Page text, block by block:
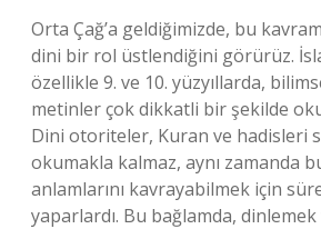
Orta Çağ’a geldiğimizde, bu
dini bir rol üstlendiğini görürüz.
özellikle 9. ve 10. yüzyıllarda,
metinler çok dikkatli bir şekilde
Dini otoriteler, Kuran ve hadisleri
okumakla kalmaz, aynı zamanda
anlamlarını kavrayabilmek için
yaparlardı. Bu bağlamda,